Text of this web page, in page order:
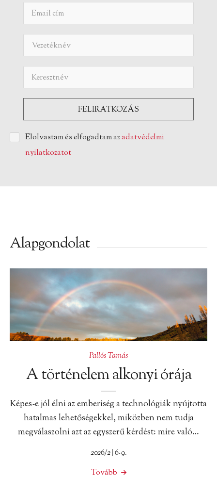
Elolvastam és elfogadtam azadatvédelmi
nyilatkozatot
Alapgondolat
Pallós Tamás
A történelem alkonyi órája
Képes-e jól élni az emberiség a technológiák nyújtotta
hatalmas lehetőségekkel, miközben nem tudja
megválaszolni azt az egyszerű kérdést: mire való…
2026/2 | 6-9.
Tovább